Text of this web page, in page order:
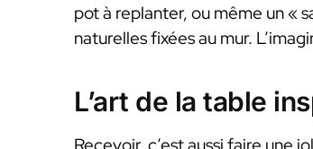
pot à replanter, ou même un «
naturelles fixées au mur.
L’art de la table